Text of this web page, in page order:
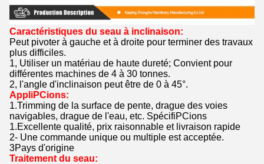
Caractéristiques du seau à inclinaison:
Peut pivoter à gauche et à droite pour terminer des travaux
plus difficiles.
1, Utiliser un matériau de haute dureté; Convient pour
différentes machines de 4 à 30 tonnes.
2, l'angle d'inclinaison peut être de 0 à 45°.
AppliPCions:
1.Trimming de la surface de pente, drague des voies
navigables, drague de l'eau, etc. SpécifiPCions
1.Excellente qualité, prix raisonnable et livraison rapide
2- Une commande unique ou multiple est acceptée.
3Pays d'origine
Traitement du seau: